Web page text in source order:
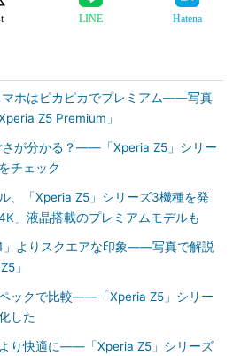
LINE Hatena
マホはピカピカでプレミアム――写真
Z5 Premium」
さが分かる？――「Xperia Z5」シリー
チェック
、「Xperia Z5」シリーズ3機種を発
」液晶搭載のプレミアムモデルも
」よりスクエアな印象――写真で解説
」
ックで比較――「Xperia Z5」シリー
した
り快適に――「Xperia Z5」シリーズ